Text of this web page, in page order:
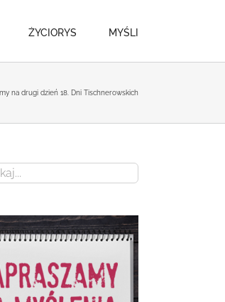
ŻYCIORYS MYŚLI
na drugi dzień 18. Dni Tischnerowskich